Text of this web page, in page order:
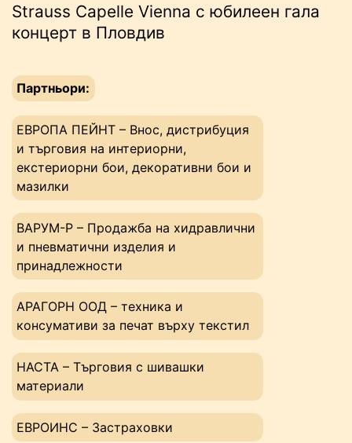
Strauss Capelle Vienna с юбилеен гала
концерт в Пловдив
Партньори:
ЕВРОПА ПЕЙНТ – Внос, дистрибуция
и търговия на интериорни,
екстериорни бои, декоративни бои и
мазилки
ВАРУМ-Р – Продажба на хидравлични
и пневматични изделия и
принадлежности
АРАГОРН ООД – техника и
консумативи за печат върху текстил
НАСТА – Tърговия с шивашки
материали
ЕВРОИНС – Застраховки